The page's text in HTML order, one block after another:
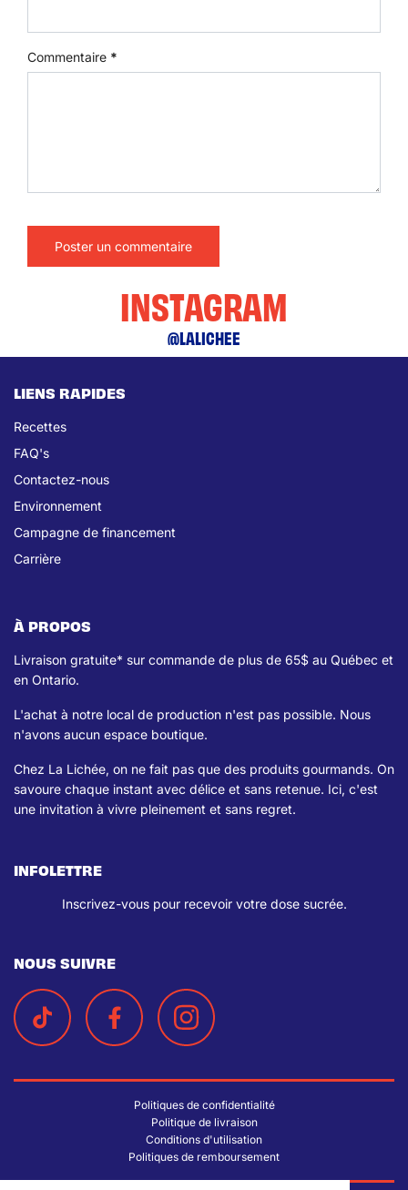
Commentaire *
INSTAGRAM
@LALICHEE
LIENS RAPIDES
Recettes
FAQ's
Contactez-nous
Environnement
Campagne de financement
Carrière
À PROPOS
Livraison gratuite* sur commande de plus de 65$ au Québec et
en Ontario.
L'achat à notre local de production n'est pas possible. Nous
n'avons aucun espace boutique.
Chez La Lichée, on ne fait pas que des produits gourmands. On
savoure chaque instant avec délice et sans retenue. Ici, c'est
une invitation à vivre pleinement et sans regret.
INFOLETTRE
Inscrivez-vous pour recevoir votre dose sucrée.
NOUS SUIVRE
Politiques de confidentialité
Politique de livraison
Conditions d'utilisation
Politiques de remboursement